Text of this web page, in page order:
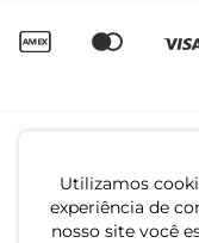
Utilizamos
experiência de
nosso site você